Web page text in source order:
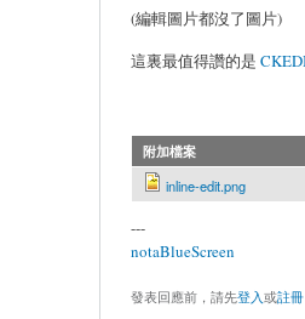
(編輯圖片都沒了圖片)
這裏最值得讚的是
附加檔案
inline-edit.png
---
notaBlueScreen
發表回應前，請先登入或註冊